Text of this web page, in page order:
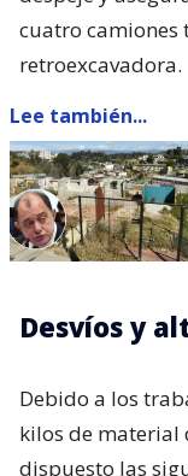
cuatro camiones
retroexcavadora.
Lee también...
Desvíos y
Debido a los
kilos de material
dispuesto las